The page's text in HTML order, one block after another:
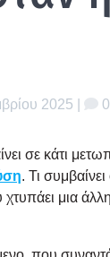
2025 | 0
σε κάτι
. Τι
χτυ­πά­ει μια